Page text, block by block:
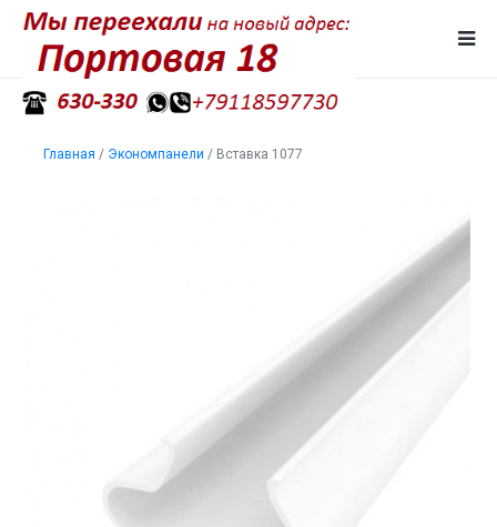
Главная / Экономпанели / Вставка 1077